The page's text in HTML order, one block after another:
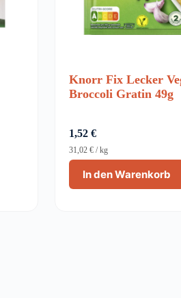
Knorr Fix Lecker
Broccoli Gratin 49g
1,52€
In den Warenkorb
31,02€ /kg